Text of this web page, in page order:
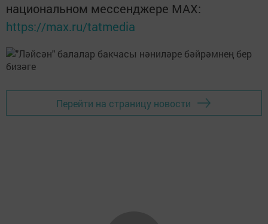
национальном мессенджере MАХ:
https://max.ru/tatmedia
Перейти на страницу новости